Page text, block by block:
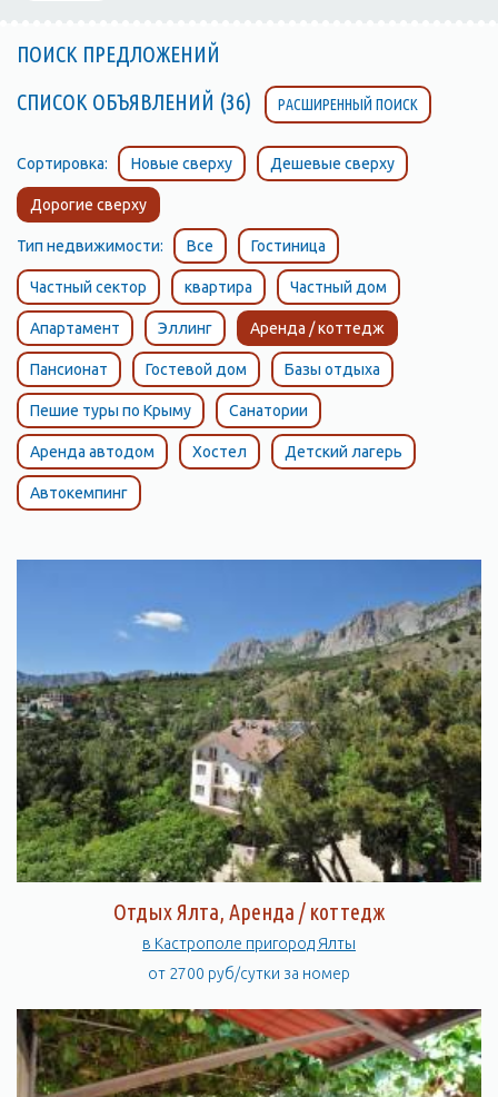
ПОИСК ПРЕДЛОЖЕНИЙ
СПИСОК ОБЪЯВЛЕНИЙ (36)
РАСШИРЕННЫЙ ПОИСК
Сортировка: Новые сверху Дешевые сверху
Дорогие сверху
Тип недвижимости: Все Гостиница
Частный сектор квартира Частный дом
Апартамент Эллинг Аренда / коттедж
Пансионат Гостевой дом Базы отдыха
Пешие туры по Крыму Санатории
Аренда автодом Хостел Детский лагерь
Автокемпинг
Отдых Ялта, Аренда / коттедж
в Кастрополе пригород Ялты
от 2700 руб/сутки за номер